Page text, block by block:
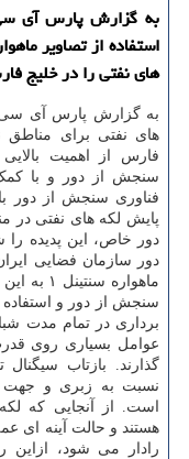
به گزارش پارس آی
استفاده از تصاویر
های نفتی را در خلیج
به گزارش پارس آی سی
های نفتی برای
فارس از اهمیت
سنجش از دور و با کمک
فناوری سنجش از دور
پایش لکه های نفتی در
دور خاص، این پدیده را
دور سازمان فضایی
ماهواره
سنجش از دور و استفاده
برداری در تمام مدت
عوامل بسیاری روی
گذارند. بازتاب
نسبت به زبری و
است. از آنجایی که
هستند و حالت آینه ای
رادار می شود، ازاین